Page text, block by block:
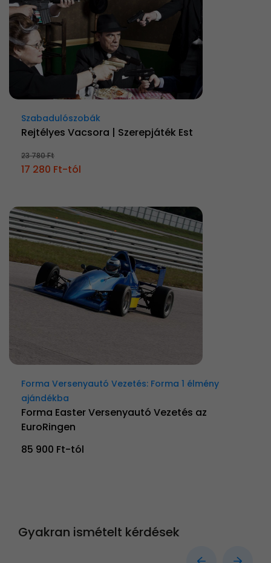
Szabadulószobák
Rejtélyes Vacsora | Szerepjáték Est
23 780 Ft
17 280 Ft-tól
Forma Versenyautó Vezetés: Forma 1 élmény
ajándékba
Forma Easter Versenyautó Vezetés az
EuroRingen
85 900 Ft-tól
Gyakran ismételt kérdések